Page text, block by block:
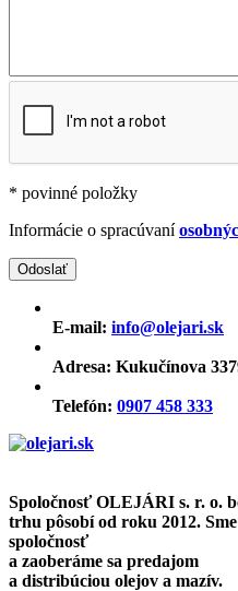
* povinné položky
Informácie o spracúvaní
E-mail: info@olejari.sk
Adresa: Kukučínova
Telefón: 0907 458 333
Spoločnosť OLEJÁRI s. r. o.
trhu pôsobí od roku 2012.
spoločnosť
a zaoberáme sa predajom
a distribúciou olejov a mazív.